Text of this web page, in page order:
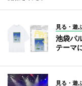
見る・遊
池袋パ
テーマ
見る・遊